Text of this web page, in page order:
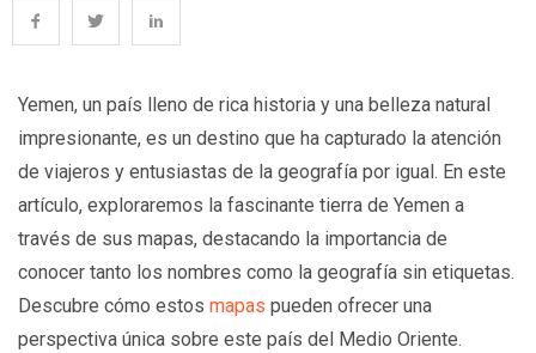
Yemen, un país lleno de rica historia y una belleza natural
impresionante, es un destino que ha capturado la atención
de viajeros y entusiastas de la geografía por igual. En este
artículo, exploraremos la fascinante tierra de Yemen a
través de sus mapas, destacando la importancia de
conocer tanto los nombres como la geografía sin etiquetas.
Descubre cómo estos mapas pueden ofrecer una
perspectiva única sobre este país del Medio Oriente.